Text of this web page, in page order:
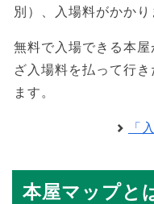
別）、入場料がかかり
無料で入場できる本
ざ入場料を払って行
ます。
「
本屋マップと